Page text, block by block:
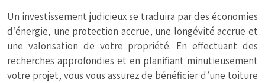
Un investissement judicieux se traduira par des économies
d’énergie, une protection accrue, une longévité accrue et
une valorisation de votre propriété. En effectuant des
recherches approfondies et en planifiant minutieusement
votre projet, vous vous assurez de bénéficier d’une toiture